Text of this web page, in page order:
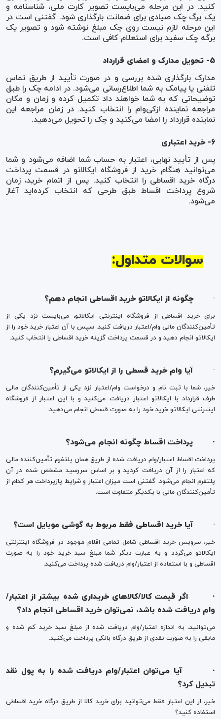
کنید. در این مرحله می‌بایست تصویر کارت ملی، شناسنامه و
یک برگ چک صیادی برای ضمانت بارگذاری شود. گفتنی است در
این مرحله لازم نیست روی چک مبلغ نوشته شود و تصویر یک
برگه چک سفید برای استعلام کافی است.
5- تحویل مدارک و امضای قرارداد
مدارک بارگذاری شده بررسی و در صورت تأیید از طریق تماس
تلفنی یا پیامک به شما اطلاع‌رسانی می‌شود. در ادامه چک را طبق
توضیحاتی که به شما خواهند داد تکمیل کرده و زمان و مکان
مراجعه نماینده ازکی‌وام را انتخاب کنید. در زمان مراجعه این
نماینده قرارداد را امضا می‌کنید و چک را تحویل می‌دهید.
6- خرید اعتباری
پس از تأیید نهایی، اعتبار به حساب شما اضافه می‌شود و شما
می‌توانید هنگام خرید از فروشگاه ایکالاتو در قسمت پرداخت
درگاه خرید اقساطی را انتخاب کنید. پس از اتمام خرید، زمان
شروع پرداخت اقساط طبق طرحی که انتخاب کرده‌اید آغاز
می‌شود.
سوالات متداول:
· چگونه از ایکالاتو خرید اقساطی انجام دهم؟
برای خرید اقساطی از فروشگاه اینترنتی ایکالاتو، می‌بایست نزد یکی از
تأمین‌کنندگان مالی وام/اعتبار دریافت کنید. سپس با آن اعتبار خرید خود را از
ایکالاتو انجام دهید و در قسمت پرداخت گزینه خرید اقساطی را انتخاب کنید.
· آیا وام خرید قسطی را از ایکالاتو می‌گیرم؟
خیر، شما با ثبت نام و درخواست وام/اعتبار نزد یکی از تأمین‌کنندگان مالی
طرف قرارداد با ایکالاتو اعتبار دریافت می‌کنید و با این اعتبار از فروشگاه
اینترنتی ایکالاتو خرید خود را به صورت قسطی انجام می‌دهید.
· پرداخت اقساط چگونه انجام می‌شود؟
پرداخت اقساط اعتبار/وام دریافت شده از طریق همان پلتفرم تأمین‌کننده مالی
که اعتبار را از آن دریافت کردید و بر اساس سررسید مشخص شده در آن
پلتفرم انجام می‌شود. گفتنی است میزان اعتبار و شرایط پازپرداخت هر کدام از
تأمین‌کنندگان مالی با یکدیگر متفاوت است.
· آیا خرید اقساطی فقط مربوط به گوشی موبایل است؟
خیر، سرویس خرید اقساطی شامل تمامی اقلام موجود در فروشگاه اینترنتی
ایکالاتو می‌گردد و به عبارت دیگر شما مبلغ سبد خرید خود را به صورت
اقساطی و با استفاده از اعتبار/وام دریافت شده پرداخت می‌کنید.
·
اگر قیمت کالا/کالاهای خریداری شده بیشتر از اعتبار/
وام دریافت شده باشد، نمی‌توان خرید اقساطی انجام داد؟
می‌توانید، به اندازه اعتبار/وام دریافت شده از مبلغ سبد خرید کم شده و
مابقی را به صورت نقدی از طریق درگاه بانکی پرداخت می‌کنید.
·
آیا می‌توان اعتبار/وام دریافت شده را به پول نقد
تبدیل کرد؟
خیر، از این اعتبار فقط می‌توانید برای خرید کالا از طریق درگاه خرید اقساطی
استفاده کنید؟